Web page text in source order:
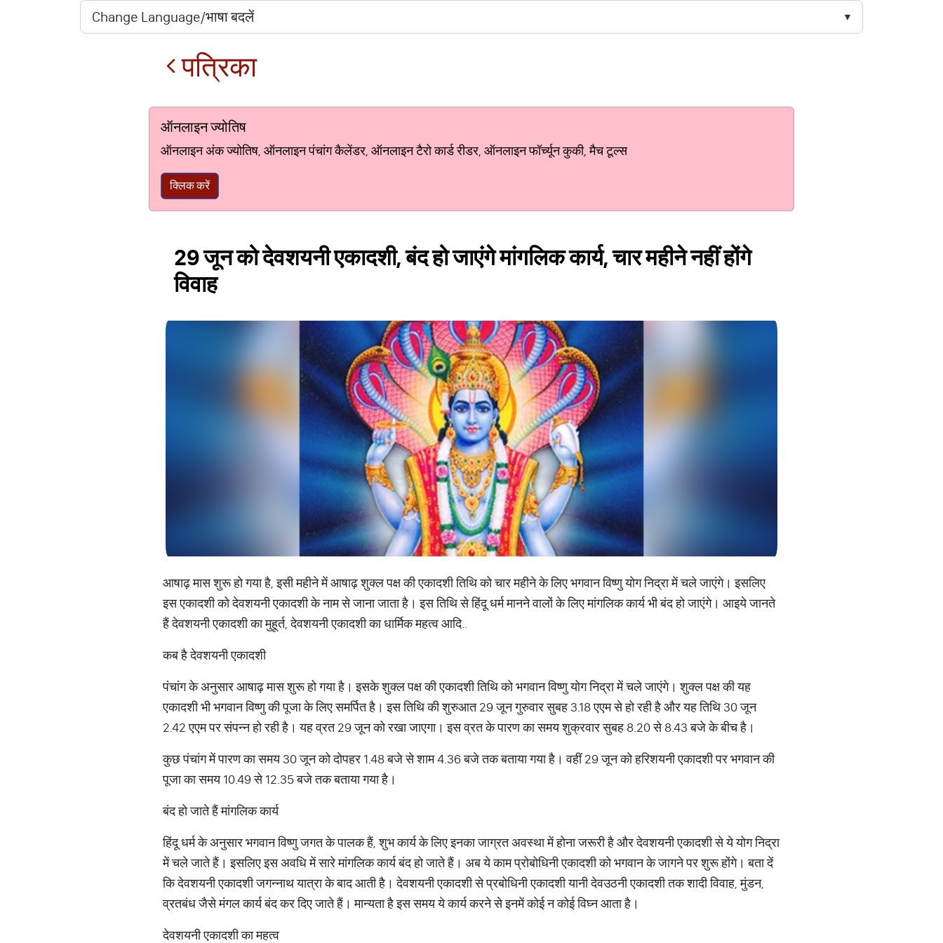
पत्रिका
ऑनलाइन ज्योतिष
ऑनलाइन अंक ज्योतिष, ऑनलाइन पंचांग कैलेंडर, ऑनलाइन टैरो कार्ड रीडर, ऑनलाइन फॉर्च्यून कुकी, मैच टूल्स
क्लिक करें
29 जून को देवशयनी एकादशी, बंद हो जाएंगे मांगलिक कार्य, चार महीने नहीं होंगे
विवाह
आषाढ़ मास शुरू हो गया है, इसी महीने में आषाढ़ शुक्ल पक्ष की एकादशी तिथि को चार महीने के लिए भगवान विष्णु योग निद्रा में चले जाएंगे। इसलिए
इस एकादशी को देवशयनी एकादशी के नाम से जाना जाता है। इस तिथि से हिंदू धर्म मानने वालों के लिए मांगलिक कार्य भी बंद हो जाएंगे। आइये जानते
हैं देवशयनी एकादशी का मुहूर्त, देवशयनी एकादशी का धार्मिक महत्व आदि..
कब है देवशयनी एकादशी
पंचांग के अनुसार आषाढ़ मास शुरू हो गया है। इसके शुक्ल पक्ष की एकादशी तिथि को भगवान विष्णु योग निद्रा में चले जाएंगे। शुक्ल पक्ष की यह
एकादशी भी भगवान विष्णु की पूजा के लिए समर्पित है। इस तिथि की शुरुआत 29 जून गुरुवार सुबह 3.18 एएम से हो रही है और यह तिथि 30 जून
2.42 एएम पर संपन्न हो रही है। यह व्रत 29 जून को रखा जाएगा। इस व्रत के पारण का समय शुक्रवार सुबह 8.20 से 8.43 बजे के बीच है।
कुछ पंचांग में पारण का समय 30 जून को दोपहर 1.48 बजे से शाम 4.36 बजे तक बताया गया है। वहीं 29 जून को हरिशयनी एकादशी पर भगवान की
पूजा का समय 10.49 से 12.35 बजे तक बताया गया है।
बंद हो जाते हैं मांगलिक कार्य
हिंदू धर्म के अनुसार भगवान विष्णु जगत के पालक हैं, शुभ कार्य के लिए इनका जाग्रत अवस्था में होना जरूरी है और देवशयनी एकादशी से ये योग निद्रा
में चले जाते हैं। इसलिए इस अवधि में सारे मांगलिक कार्य बंद हो जाते हैं। अब ये काम प्रोबोधिनी एकादशी को भगवान के जागने पर शुरू होंगे। बता दें
कि देवशयनी एकादशी जगन्नाथ यात्रा के बाद आती है। देवशयनी एकादशी से प्रबोधिनी एकादशी यानी देवउठनी एकादशी तक शादी विवाह, मुंडन,
व्रतबंध जैसे मंगल कार्य बंद कर दिए जाते हैं। मान्यता है इस समय ये कार्य करने से इनमें कोई न कोई विघ्न आता है।
देवशयनी एकादशी का महत्व